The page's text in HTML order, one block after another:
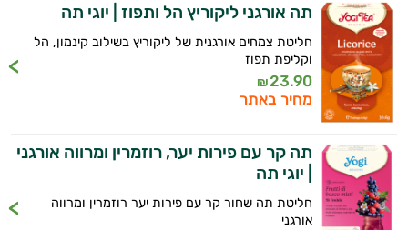
תה אורגני ליקוריץ הל ותפוז | יוגי תה
חליטת צמחים אורגנית של ליקוריץ בשילוב קינמון, הל
וקליפת תפוז
23.90
₪
מחיר באתר
תה קר עם פירות יער, רוזמרין ומרווה אורגני
| יוגי תה
חליטת תה שחור קר עם פירות יער רוזמרין ומרווה
אורגני